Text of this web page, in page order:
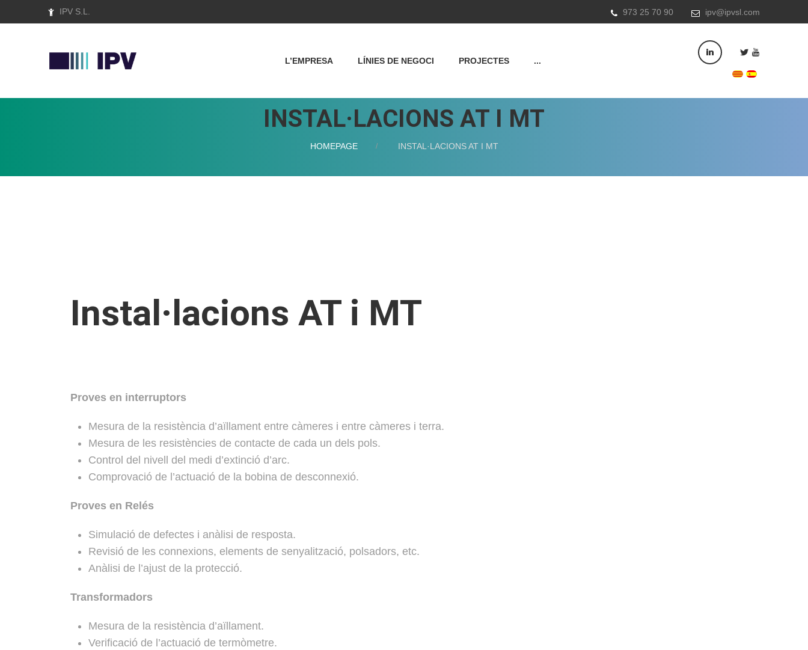
IPV S.L. 973 25 70 90 ipv@ipvsl.com
L’EMPRESA LÍNIES DE NEGOCI PROJECTES ...
INSTAL·LACIONS AT I MT
HOMEPAGE INSTAL·LACIONS AT I MT
Instal·lacions AT i MT
Proves en interruptors
Mesura de la resistència d’aïllament entre càmeres i entre càmeres i terra.
Mesura de les resistències de contacte de cada un dels pols.
Control del nivell del medi d’extinció d’arc.
Comprovació de l’actuació de la bobina de desconnexió.
Proves en Relés
Simulació de defectes i anàlisi de resposta.
Revisió de les connexions, elements de senyalització, polsadors, etc.
Anàlisi de l’ajust de la protecció.
Transformadors
Mesura de la resistència d’aïllament.
Verificació de l’actuació de termòmetre.